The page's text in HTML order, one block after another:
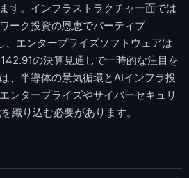
す。インフラストラクチャー面では
ーク投資の恩恵でバーティブ
、エンタープライズソフトウェアは
の決算見通しで一時的な注目を
、半導体の景気循環とAIインフラ投
ンタープライズやサイバーセキュリ
織り込む必要があります。